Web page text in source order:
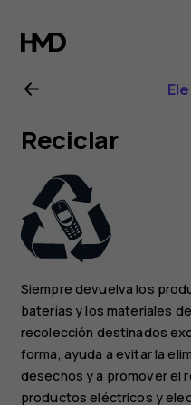
Manual
del
usuario
de
Nokia
C3
Reciclar
Siempre devuelva los
baterías y los materiales
recolección destinados
forma, ayuda a evitar la
desechos y a promover el
productos eléctricos y